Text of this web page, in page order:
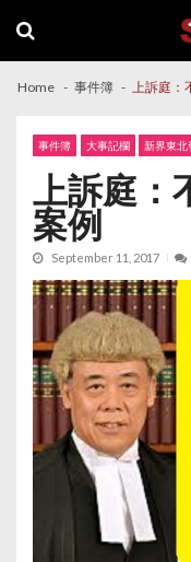
navigation
content
Home 事件簿 上訴庭
事件簿 大事記欄 新界東北
上訴庭：
案例
September 11, 2017